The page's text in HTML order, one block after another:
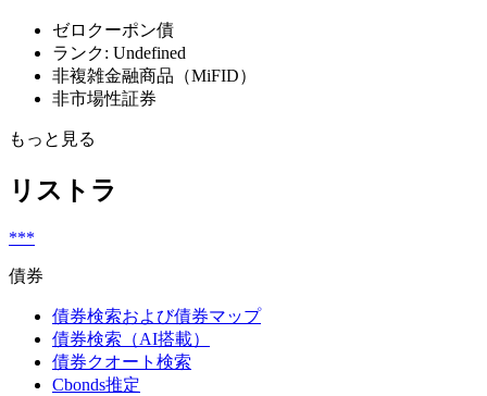
ゼロクーポン債
ランク: Undefined
非複雑金融商品（MiFID）
非市場性証券
もっと見る
リストラ
***
債券
債券検索および債券マップ
債券検索（AI搭載）
債券クオート検索
Cbonds推定